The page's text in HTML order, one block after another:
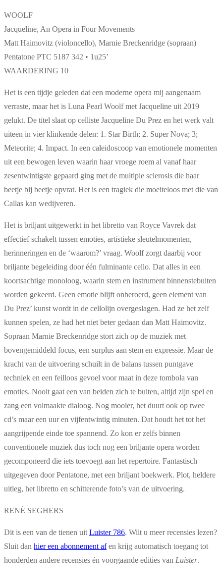
WOOLF
Jacqueline, An Opera in Four Movements
Matt Haimovitz (violoncello), Marnie Breckenridge (sopraan)
Pentatone PTC 5187 342 • 1u25’
WAARDERING 10
Het is een tijdje geleden dat een moderne opera mij aangenaam
verraste, maar het is Luna Pearl Woolf met Jacqueline uit 2019
gelukt. De titel slaat op celliste Jacqueline Du Prez en het werk valt
uiteen in vier klinkende delen: 1. Star Birth; 2. Super Nova; 3;
Meteorite; 4. Impact. In een caleidoscoop van emotionele momenten
uit een bewogen leven waarin haar vroege roem al vanaf haar
zesentwintigste gepaard ging met de multiple sclerosis die haar
beetje bij beetje opvrat. Het is een tragiek die moeiteloos met die van
Callas kan wedijveren.
Het is briljant uitgewerkt in het libretto van Royce Vavrek dat
effectief schakelt tussen emoties, artistieke sleutelmomenten,
herinneringen en de ‘waarom?’ vraag. Woolf zorgt daarbij voor
briljante begeleiding door één fulminante cello. Dat alles in een
koortsachtige monoloog, waarin stem en instrument binnenstebuiten
worden gekeerd. Geen emotie blijft onberoerd, geen element van
Du Prez’ kunst wordt in de cellolijn overgeslagen. Had ze het zelf
kunnen spelen, ze had het niet beter gedaan dan Matt Haimovitz.
Sopraan Marnie Breckenridge stort zich op de muziek met
bovengemiddeld focus, een surplus aan stem en expressie. Maar de
kracht van de uitvoering schuilt in de balans tussen puntgave
techniek en een feilloos gevoel voor maat in deze tombola van
emoties. Nooit gaat een van beiden zich te buiten, altijd zijn spel en
zang een volmaakte dialoog. Nog mooier, het duurt ook op twee
cd’s maar een uur en vijfentwintig minuten. Dat houdt het tot het
aangrijpende einde toe spannend. Zo kon er zelfs binnen
conventionele muziek dus toch nog een briljante opera worden
gecomponeerd die iets toevoegt aan het repertoire. Fantastisch
uitgegeven door Pentatone, met een briljant boekwerk. Plot, heldere
uitleg, het libretto en schitterende foto’s van de uitvoering.
RENÉ SEGHERS
Dit is een van de tienen uit Luister 786. Wilt u meer recensies lezen?
Sluit dan hier een abonnement afen krijg automatisch toegang tot
honderden andere recensies én voorgaande edities van Luister.